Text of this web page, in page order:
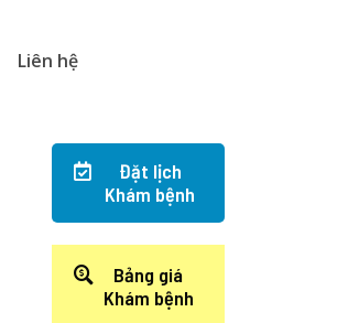
Liên hệ
Đặt lịch
Khám bệnh
Bảng giá
Khám bệnh